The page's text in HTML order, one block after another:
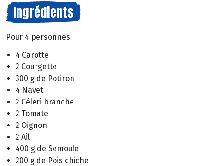
Ingrédients
Pour 4 personnes
4 Carotte
2 Courgette
300 g de Potiron
4 Navet
2 Céleri branche
2 Tomate
2 Oignon
2 Ail
400 g de Semoule
200 g de Pois chiche